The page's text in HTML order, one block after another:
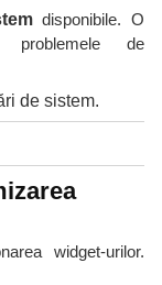
disponibile. O
problemele de
de sistem.
widget-urilor.